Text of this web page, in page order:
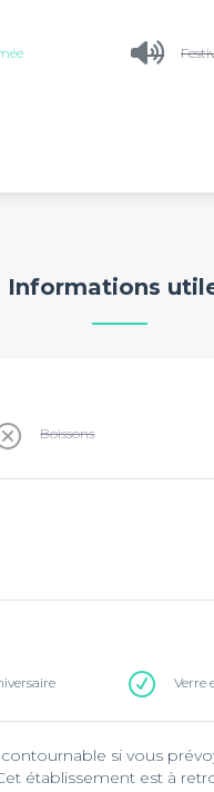
Informations
Boissons
Verre
si vous
établissement est à